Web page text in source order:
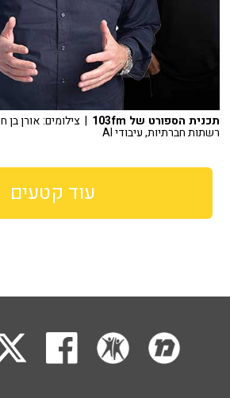
תכנית הספורט של 103fm
רשתות חברתיות, עיבודי AI
עוד קטעים